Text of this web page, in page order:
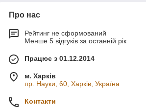
Про нас
Рейтинг не сформований
Менше 5 відгуків за останній рік
Працює з 01.12.2014
м. Харків
пр. Науки, 60, Харків, Україна
Контакти